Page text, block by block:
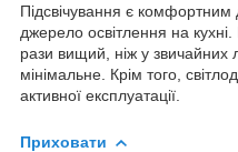
Підсвічування є
джерело освітлення на кухні.
рази вищий, ніж у звичайних
мінімальне. Крім того,
активної експлуатації.
Приховати